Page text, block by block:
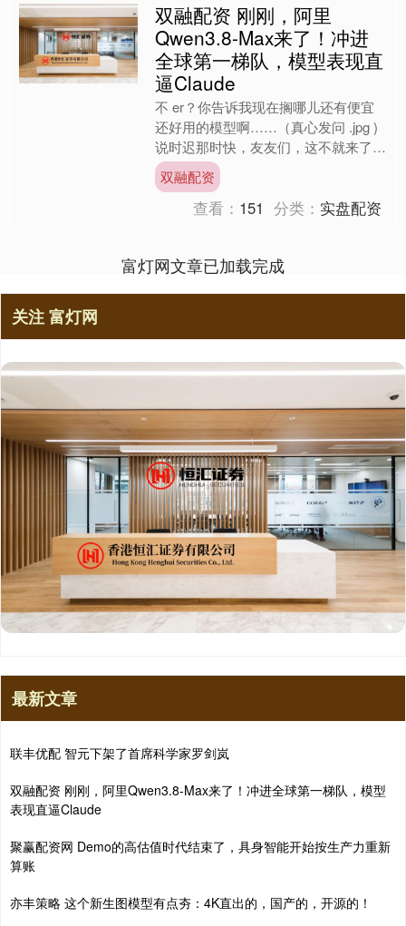
双融配资 刚刚，阿里
Qwen3.8-Max来了！冲进
全球第一梯队，模型表现直
逼Claude
不 er？你告诉我现在搁哪儿还有便宜
还好用的模型啊……（真心发问 .jpg )
说时迟那时快，友友们，这不就来了
嘛！！！ 就在刚刚，阿里巴巴突袭发
布新一代基座大....
双融配资
查看： 151 分类： 实盘配资
富灯网文章已加载完成
关注 富灯网
最新文章
联丰优配 智元下架了首席科学家罗剑岚
双融配资 刚刚，阿里Qwen3.8-Max来了！冲进全球第一梯队，模型
表现直逼Claude
聚赢配资网 Demo的高估值时代结束了，具身智能开始按生产力重新
算账
亦丰策略 这个新生图模型有点夯：4K直出的，国产的，开源的！